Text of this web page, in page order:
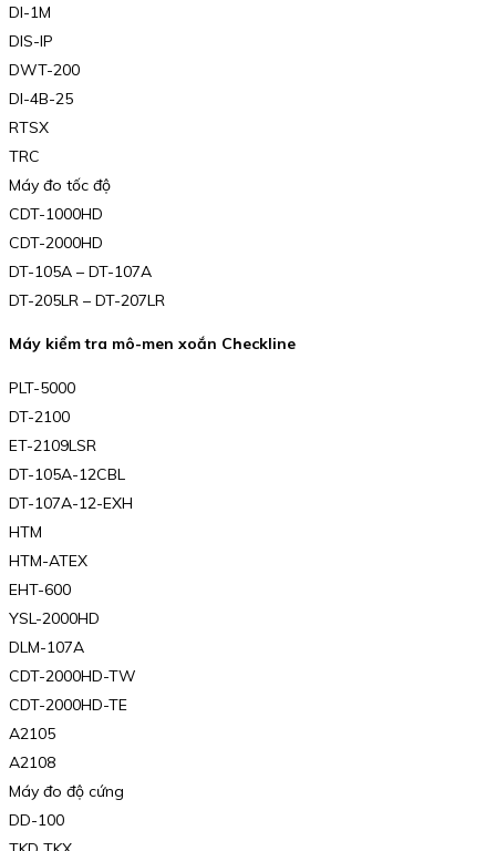
DI-1M
DIS-IP
DWT-200
DI-4B-25
RTSX
TRC
Máy đo tốc độ
CDT-1000HD
CDT-2000HD
DT-105A – DT-107A
DT-205LR – DT-207LR
Máy kiểm tra mô-men xoắn Checkline
PLT-5000
DT-2100
ET-2109LSR
DT-105A-12CBL
DT-107A-12-EXH
HTM
HTM-ATEX
EHT-600
YSL-2000HD
DLM-107A
CDT-2000HD-TW
CDT-2000HD-TE
A2105
A2108
Máy đo độ cứng
DD-100